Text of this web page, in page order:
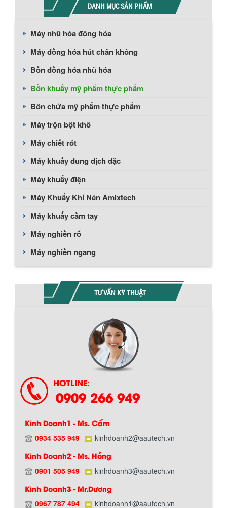
DANH MỤC SẢN PHẨM
Máy nhũ hóa đồng hóa
Máy đồng hóa hút chân không
Bồn đồng hóa nhũ hóa
Bồn khuấy mỹ phẩm thực phẩm
Bồn chứa mỹ phẩm thực phẩm
Máy trộn bột khô
Máy chiết rót
Máy khuấy dung dịch đặc
Máy khuấy điện
Máy Khuấy Khí Nén Amixtech
Máy khuấy cầm tay
Máy nghiền rổ
Máy nghiền ngang
TƯ VẤN KỸ THUẬT
HOTLINE:
0909 266 949
Kinh Doanh1 - Ms. Cẩm
0934 535 949 kinhdoanh2@aautech.vn
Kinh Doanh2 - Ms. Hồng
0901 505 949 kinhdoanh3@aautech.vn
Kinh Doanh3 - Mr.Dương
0967 787 494 kinhdoanh1@aautech.vn
Chính sách giao hàng
Hướng dẫn thanh toán mua hàng
Bồn chứa giải nhiệt sơn, mực in có cấu
tạo gồm 2 lớp inox và được dùng để
làm giảm nhiệt độ của nguyên...